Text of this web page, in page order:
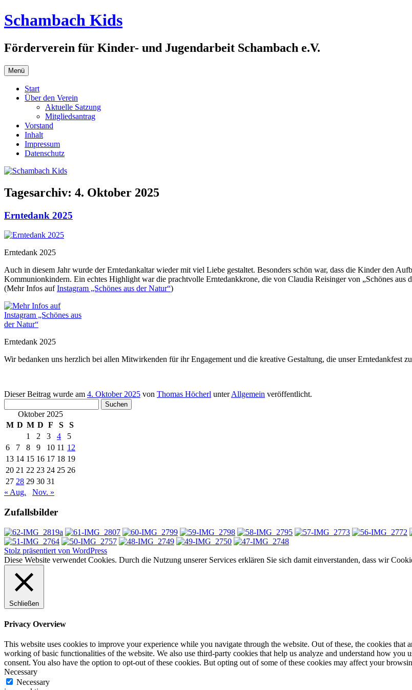
Zum
Inhalt
Schambach Kids
Förderverein für Kinder- und Jugendarbeit Schambach e.V.
Menü
Start
Über den Verein
Aktuelle Satzung
Mitgliedsantrag
Vorstand
Inhalt
Impressum
Datenschutz
Tagesarchiv: 4. Oktober 2025
Erntedank 2025
Erntedank 2025
Auch in diesem Jahr wurde der Erntedankaltar wieder mit viel Liebe gestaltet. Besonders schön war, dass die Kinder den
Kommunionkindern. Ein echtes Highlight war die prachtvolle Erntedankkrone, die von Claudia Reisinger von „Schönes
(Mehr Infos aufInstagram „Schönes aus der Natur“)
Erntedank 2025
Wir bedanken uns herzlich bei allen Mitwirkenden für ihr Engagement und die kreative Gestaltung, die unser Erntedankfest
Dieser Beitrag wurde am 4. Oktober 2025 von Thomas Höcherl unterAllgemein veröffentlicht.
nach:Oktober 2025
M D M D F S
S
1
2 3 4
5
6
7 8 9 10 11 12
13 14 15 16 17 18 19
20 21 22 23 24 25 26
27 28 29 30 31
« Aug.
Nov. »
Zufallsbilder
Stolz präsentiert von WordPress
Diese Website verwendet Cookies. Durch die Nutzung unserer Services erklären Sie sich damit einverstanden, dass wir
Schließen
Privacy Overview
This website uses cookies to improve your experience while you navigate through the website. Out of these, the cookies that
working of basic functionalities of the website. We also use third-party cookies that help us analyze and understand how
consent. You also have the option to opt-out of these cookies. But opting out of some of these cookies may affect your
Necessary
Necessary